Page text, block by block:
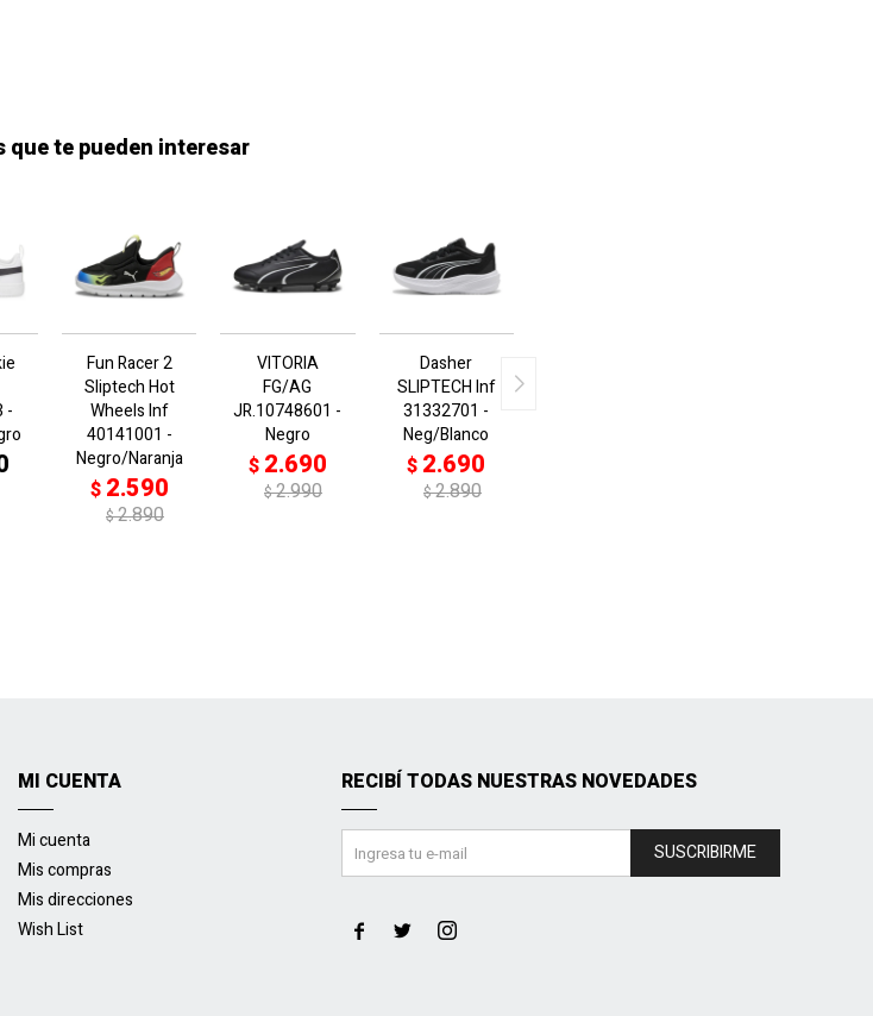
que te pueden interesar
-
Fun Racer 2
Sliptech Hot
Wheels Inf
40141001 -
Negro/Naranja
$ 2.590
$2.890
VITORIA
FG/AG
JR.10748601 -
Negro
$ 2.690
$2.990
Dasher
SLIPTECH Inf
31332701 -
Neg/Blanco
$ 2.690
$2.890
MI CUENTA
Mi cuenta
Mis compras
Mis direcciones
Wish List
RECIBÍ TODAS NUESTRAS NOVEDADES
SUSCRIBIRME
  